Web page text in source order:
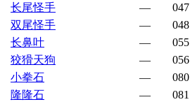
长尾怪手
— 047
双尾怪手
— 048
长鼻叶
— 055
狡猾天狗
— 056
小拳石
— 080
隆隆石
— 081